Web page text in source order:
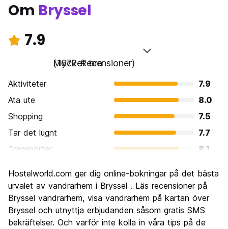
Om Bryssel
7.9
Mycket bra
(1672 Recensioner)
Aktiviteter
7.9
Ata ute
8.0
Shopping
7.5
Tar det lugnt
7.7
Transporter
8.1
Kultur
8.5
Festa
7.7
Värde för pengarna
7.2
Hostelworld.com ger dig online-bokningar på det bästa
urvalet av vandrarhem i Bryssel . Läs recensioner på
Bryssel vandrarhem, visa vandrarhem på kartan över
Bryssel och utnyttja erbjudanden såsom gratis SMS
bekräftelser. Och varför inte kolla in våra tips på de